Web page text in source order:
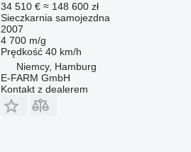
34 510 € ≈ 148 600 zł
Sieczkarnia samojezdna
2007
4 700 m/g
Prędkość 40 km/h
Niemcy, Hamburg
E-FARM GmbH
Kontakt z dealerem